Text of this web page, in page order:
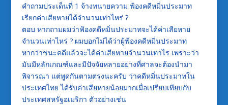
คำถามประเด็นที่ 1 จ้างทนายความ ฟ้องคดีหมิ่นประมาท
เรียกค่าเสียหายได้จำนวนเท่าไหร่ ?
ตอบ หากถามผมว่าฟ้องคดีหมิ่นประมาทจะได้ค่าเสียหาย
จำนวนเท่าไหร่ ? ผมบอกไม่ได้ว่าผู้ฟ้องคดีหมิ่นประมาท
หากว่าชนะคดีแล้วจะได้ค่าเสียหายจำนวนเท่าไร เพราะว่า
มันมีหลักเกณฑ์และมีปัจจัยหลายอย่างที่ศาลจะต้องนำมา
พิจารณา แต่พูดกันตามตรงนะครับ ว่าคดีหมิ่นประมาทใน
ประเทศไทย ได้รับค่าเสียหายน้อยมากเมื่อเปรียบเทียบกับ
ประเทศสหรัฐอเมริกา ตัวอย่างเช่น